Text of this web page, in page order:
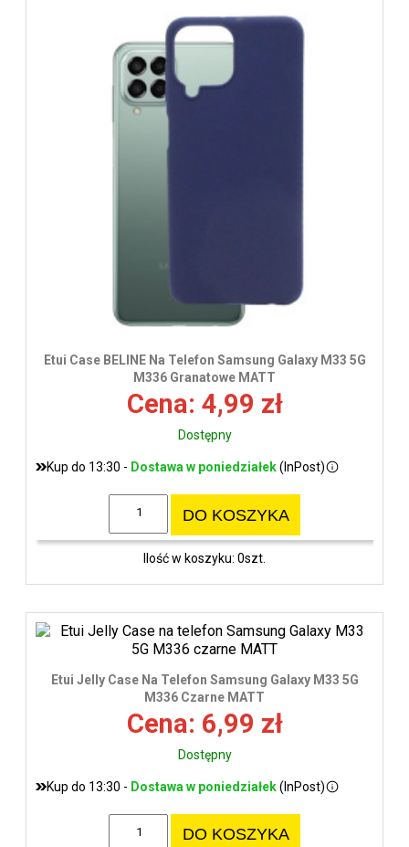
Etui Case BELINE Na Telefon Samsung Galaxy M33 5G
M336 Granatowe MATT
Cena: 4,99 zł
Dostępny
Kup do 13:30 - Dostawa w poniedziałek(InPost)
DO KOSZYKA
Ilość w koszyku: 0szt.
Etui Jelly Case Na Telefon Samsung Galaxy M33 5G
M336 Czarne MATT
Cena: 6,99 zł
Dostępny
Kup do 13:30 - Dostawa w poniedziałek(InPost)
DO KOSZYKA